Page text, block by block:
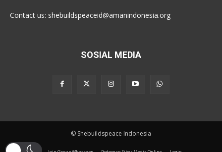
Contact us: shebuildspeaceid@amanindonesia.org
SOSIAL MEDIA
© Shebuildspeace Indonesia